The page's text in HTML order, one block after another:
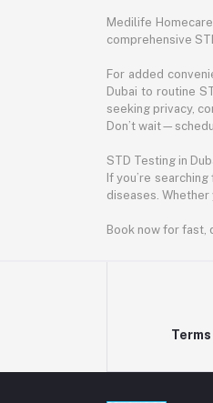
Medilife
comprehensive
For added
Dubai to routine
seeking privacy,
Don’t
STD Testing in
If you’re
diseases.
Book now for fast,